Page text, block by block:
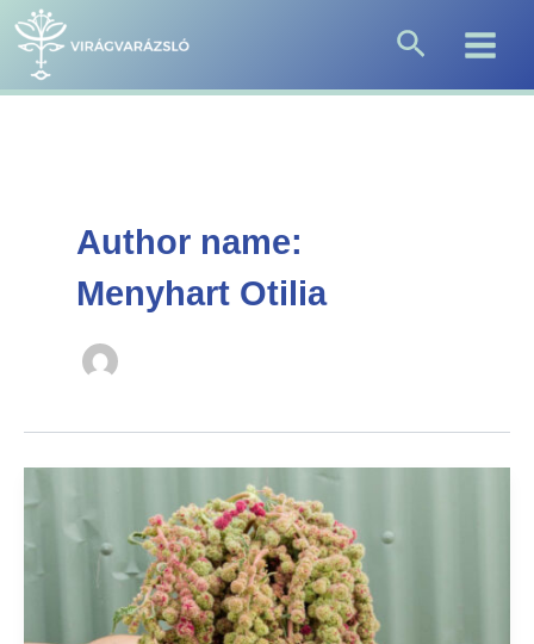
Skip
content
Search
Author name:
Menyhart Otilia